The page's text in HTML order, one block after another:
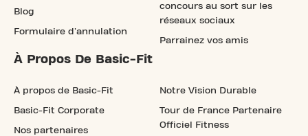
Blog
Formulaire d'annulation
concours au sort sur les
réseaux sociaux
Parrainez vos amis
À Propos De Basic-Fit
À propos de Basic-Fit
Basic-Fit Corporate
Nos partenaires
Notre Vision Durable
Tour de France Partenaire
Officiel Fitness